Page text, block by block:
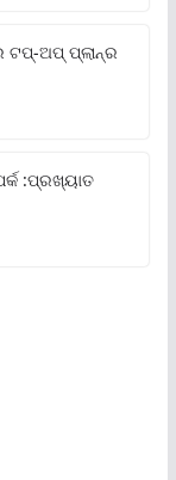
ଟପ୍‌-ଅପ୍ ପ୍ଲାନ୍‌ର
:ପ୍ରଖ୍ୟାତ